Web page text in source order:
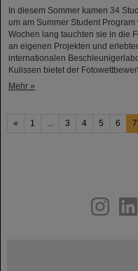
In diesem Sommer kamen 34
um am Summer Student
Wochen lang tauchten sie in die
an eigenen Projekten und
internationalen
Kulissen bietet der
Mehr »
« 1 3 4 5 6 7
youtubehelmholtz.social